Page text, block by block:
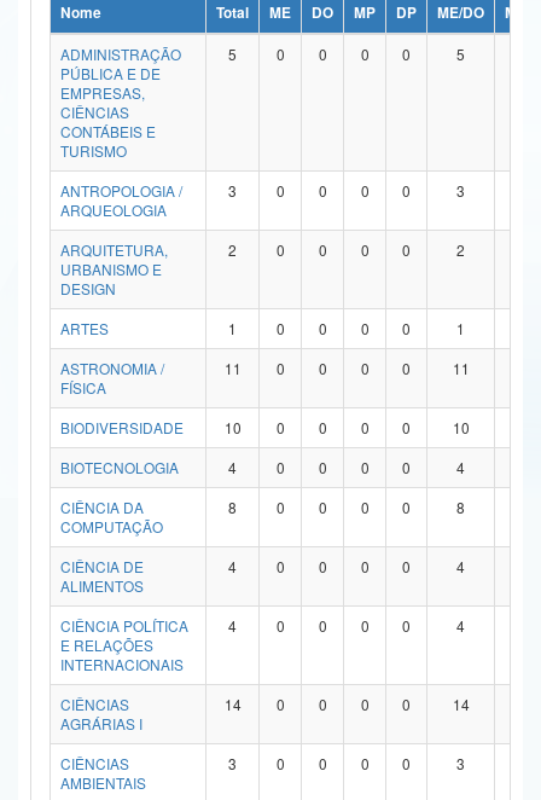
Ministério da Ciência, Tecnologia, Inovações e Comunicações
Ministério do Meio Ambiente
Ministério do Turismo
Ministério do Desenvolvimento Regional
Controladoria-Geral da União
Ministério da Mulher, da Família e dos Direitos Humanos
Secretaria de Governo
Advocacia-Geral da União
Banco Central do Brasil
Nome Total ME DO MP DP ME/DO
MP/
ADMINISTRAÇÃO
PÚBLICA E DE
EMPRESAS,
CIÊNCIAS
CONTÁBEIS E
TURISMO
5 0 0 0 0 5
ANTROPOLOGIA /
ARQUEOLOGIA
3 0 0 0 0 3
ARQUITETURA,
URBANISMO E
DESIGN
2 0 0 0 0 2
ARTES 1 0 0 0 0 1
ASTRONOMIA /
FÍSICA
11 0 0 0 0 11
BIODIVERSIDADE 10 0 0 0 0 10
BIOTECNOLOGIA
4 0 0 0 0 4
CIÊNCIA DA
COMPUTAÇÃO
8 0 0 0 0 8
CIÊNCIA DE
ALIMENTOS
4 0 0 0 0 4
CIÊNCIA POLÍTICA
E RELAÇÕES
INTERNACIONAIS
4 0 0 0 0 4
CIÊNCIAS
AGRÁRIAS I
14 0 0 0 0 14
CIÊNCIAS
AMBIENTAIS
3 0 0 0 0 3